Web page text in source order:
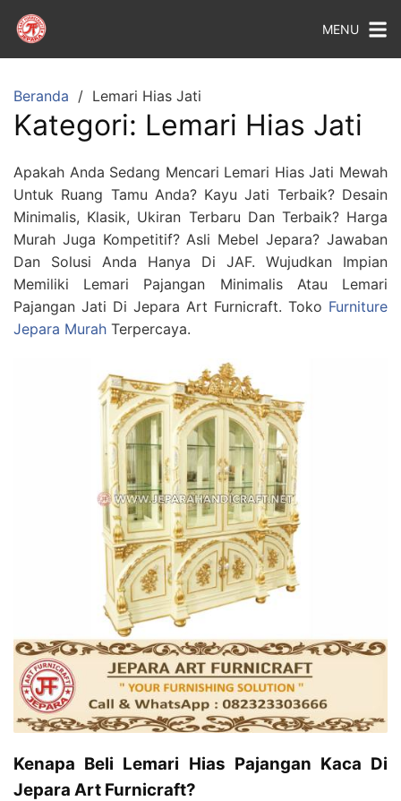
MENU
Beranda Lemari Hias Jati
Kategori: Lemari Hias Jati
Apakah Anda Sedang Mencari Lemari Hias Jati Mewah
Untuk Ruang Tamu Anda? Kayu Jati Terbaik? Desain
Minimalis, Klasik, Ukiran Terbaru Dan Terbaik? Harga
Murah Juga Kompetitif? Asli Mebel Jepara? Jawaban
Dan Solusi Anda Hanya Di JAF. Wujudkan Impian
Memiliki Lemari Pajangan Minimalis Atau Lemari
Pajangan Jati Di Jepara Art Furnicraft. Toko Furniture
Jepara Murah Terpercaya.
Kenapa Beli Lemari Hias Pajangan Kaca Di
Jepara Art Furnicraft?